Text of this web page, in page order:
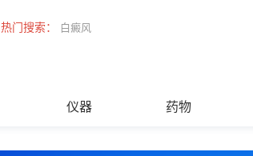
热门搜索： 白癜风
仪器 药物